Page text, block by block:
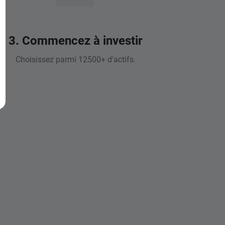
3. Commencez à investir
Choisissez parmi 12500+ d'actifs.